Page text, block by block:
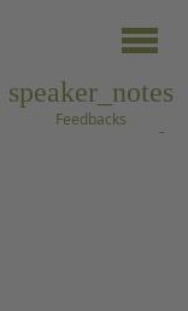
speaker_notes
Feedbacks
search